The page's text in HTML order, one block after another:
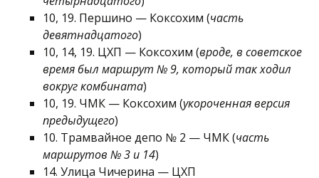
10, 19. Першино — Коксохим (часть
девятнадцатого)
10, 14, 19. ЦХП — Коксохим (вроде, в советское
время был маршрут № 9, который так ходил
вокруг комбината)
10, 19. ЧМК — Коксохим (укороченная версия
предыдущего)
10. Трамвайное депо № 2 — ЧМК (часть
маршрутов № 3 и 14)
14. Улица Чичерина — ЦХП